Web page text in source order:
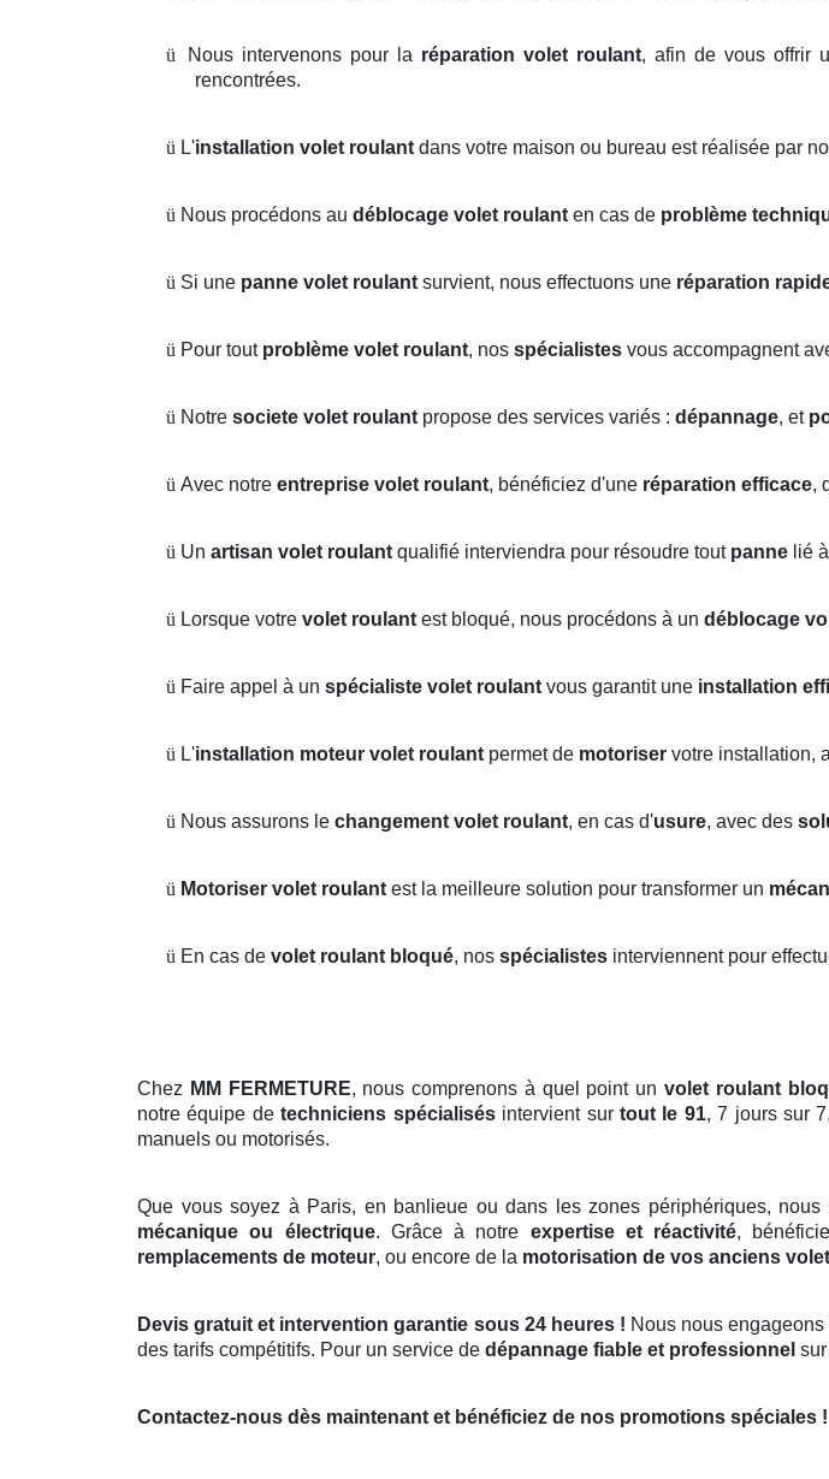
ü Nous intervenons pour la réparation volet roulant, afin de vous offrir
rencontrées.
ü L'installation volet roulant dans votre maison ou bureau est réalisée par
ü Nous procédons au déblocage volet roulant en cas de problème
ü Si une panne volet roulant survient, nous effectuons une réparation
ü Pour tout problème volet roulant, nos spécialistes vous accompagnent
ü Notre societe volet roulant propose des services variés : dépannage, et
ü Avec notre entreprise volet roulant, bénéficiez d'une réparation efficace,
ü Un artisan volet roulant qualifié interviendra pour résoudre tout panne lié
ü Lorsque votre volet roulant est bloqué, nous procédons à un déblocage
ü Faire appel à un spécialiste volet roulant vous garantit une installation
ü L'installation moteur volet roulant permet de motoriser votre installation,
ü Nous assurons le changement volet roulant, en cas d'usure, avec des
ü Motoriser volet roulant est la meilleure solution pour transformer un
ü En cas de volet roulant bloqué, nos spécialistes interviennent pour
Chez MM FERMETURE, nous comprenons à quel point un volet roulant
notre équipe detechniciens spécialisésintervient sur tout le 91, 7 jours sur
manuels ou motorisés.
Que vous soyez à Paris, en banlieue ou dans les zones périphériques,
mécanique ou électrique. Grâce à notre expertise et réactivité,
remplacements de moteur, ou encore de la motorisation de vos anciens
Devis gratuit et intervention garantie sous 24 heures ! Nous nous
des tarifs compétitifs. Pour un service de dépannage fiable et professionnel
Contactez-nous dès maintenant et bénéficiez de nos promotions spéciales !